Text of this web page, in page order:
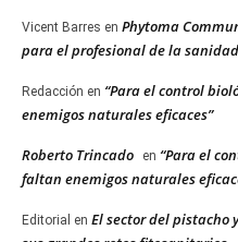
Vicent Barres en Phytoma
para el profesional de la
Redacción en “Para el control
enemigos naturales eficaces”
Roberto Trincado en “Para el
faltan enemigos naturales
Editorial en El sector del pistacho